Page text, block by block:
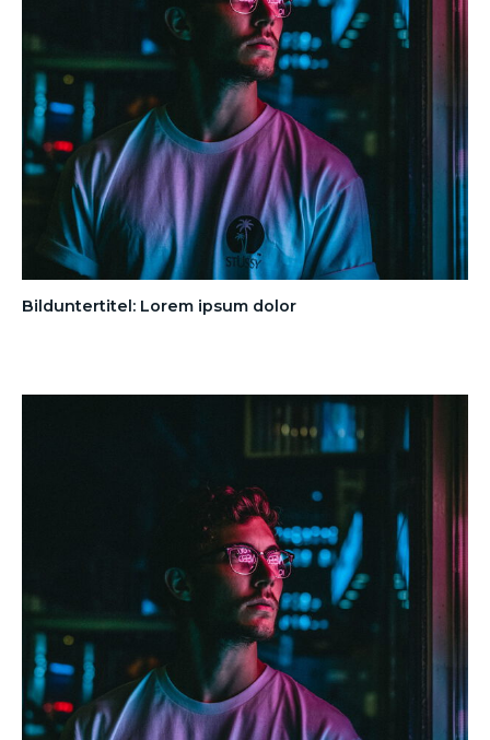
Bilduntertitel: Lorem ipsum dolor